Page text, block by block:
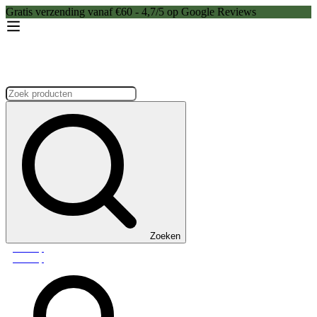
Gratis verzending vanaf €60 - 4,7/5 op Google Reviews
Zoeken:
Zoeken